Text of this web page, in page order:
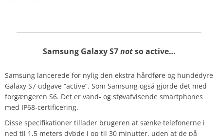
Samsung Galaxy S7notso active…
Samsung lancerede for nylig den ekstra hårdføre og hundedyre
Galaxy S7 udgave “active”. Som Samsung også gjorde det med
forgængeren S6. Det er vand- og støvafvisende smartphones
med IP68-certificering.
Disse specifikationer tillader brugeren at sænke telefonerne i
ned til 1,5 meters dybde i op til 30 minutter, uden at de på